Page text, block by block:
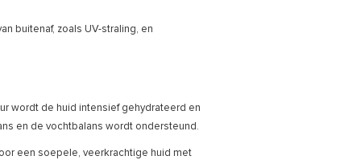
buitenaf, zoals UV-straling, en
wordt de huid intensief gehydrateerd en
en de vochtbalans wordt ondersteund.
een soepele, veerkrachtige huid met